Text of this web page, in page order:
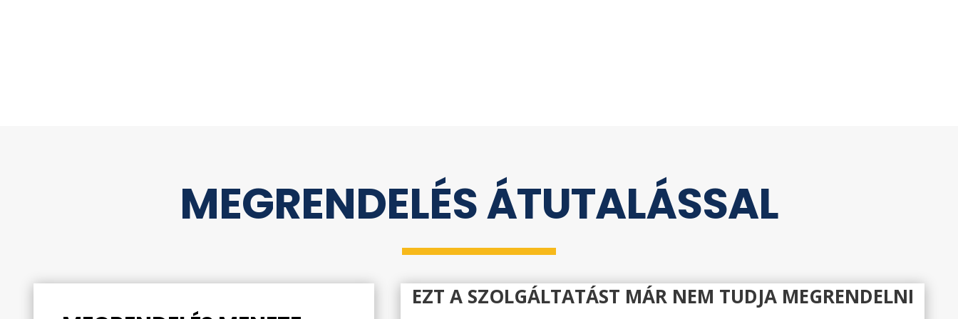
MEGRENDELÉS ÁTUTALÁSSAL
EZT A SZOLGÁLTATÁST MÁR NEM TUDJA MEGRENDELNI